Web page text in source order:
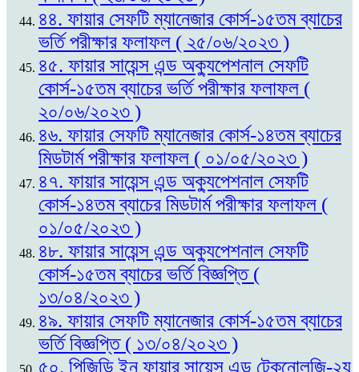
৪৪. ফায়ার সেফটি ম্যানেজার কোর্স-১৫তম ব্যাচের
ভর্তি পরীক্ষার ফলাফল ( ২৫/০৬/২০২৩ )
৪৫. ফায়ার সায়েন্স এন্ড অক্যুপেশনাল সেফটি
কোর্স-১৫তম ব্যাচের ভর্তি পরীক্ষার ফলাফল (
২০/০৬/২০২৩ )
৪৬. ফায়ার সেফটি ম্যানেজার কোর্স-১৪তম ব্যাচের
মিডটার্ম পরীক্ষার ফলাফল ( ০১/০৫/২০২৩ )
৪৭. ফায়ার সায়েন্স এন্ড অক্যুপেশনাল সেফটি
কোর্স-১৪তম ব্যাচের মিডটার্ম পরীক্ষার ফলাফল (
০১/০৫/২০২৩ )
৪৮. ফায়ার সায়েন্স এন্ড অক্যুপেশনাল সেফটি
কোর্স-১৫তম ব্যাচের ভর্তি বিজ্ঞপ্তি (
১৩/০৪/২০২৩ )
৪৯. ফায়ার সেফটি ম্যানেজার কোর্স-১৫তম ব্যাচের
ভর্তি বিজ্ঞপ্তি ( ১৩/০৪/২০২৩ )
৫০. পিজিডি ইন ফায়ার সায়েন্স এন্ড টেকনোলজি-২য়